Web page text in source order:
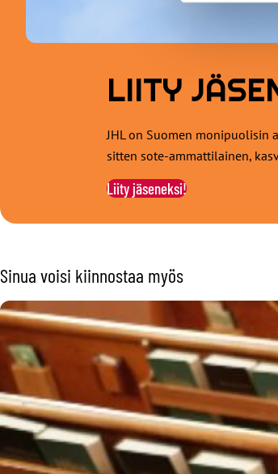
LIITY
JHL on Suomen monipuolisin
sitten sote-ammattilainen,
Liity jäseneksi!
Sinua voisi kiinnostaa myös